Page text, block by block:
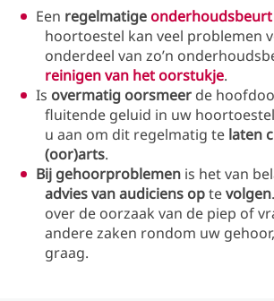
Een regelmatigeonderhoudsbeurt
hoortoestel kan veel problemen
onderdeel van zo’n
reinigen van het oorstukje.
Is overmatig oorsmeer de
fluitende geluid in uw
u aan om dit regelmatig te laten
(oor)arts.
Bij gehoorproblemen is het van
advies van audiciens optevolgen
over de oorzaak van de piep of
andere zaken rondom uw
graag.